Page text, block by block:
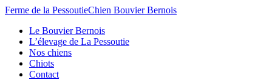
Ferme de la PessoutieChien Bouvier Bernois
Le Bouvier Bernois
L’élevage de La Pessoutie
Nos chiens
Chiots
Contact